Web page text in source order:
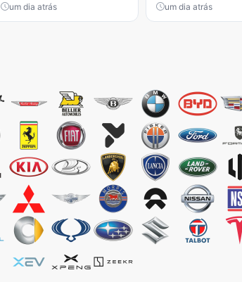
um dia atrás um dia atrás